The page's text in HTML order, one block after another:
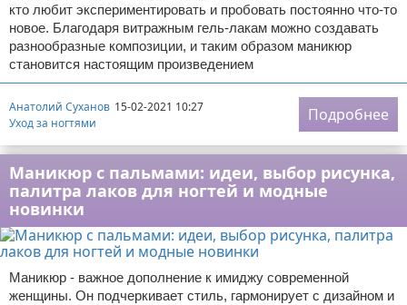
кто любит экспериментировать и пробовать постоянно что-то
новое. Благодаря витражным гель-лакам можно создавать
разнообразные композиции, и таким образом маникюр
становится настоящим произведением
Анатолий Суханов 15-02-2021 10:27
Уход за ногтями
Подробнее
Маникюр с пальмами: идеи, выбор рисунка,
палитра лаков для ногтей и модные
новинки
Маникюр - важное дополнение к имиджу современной
женщины. Он подчеркивает стиль, гармонирует с дизайном и